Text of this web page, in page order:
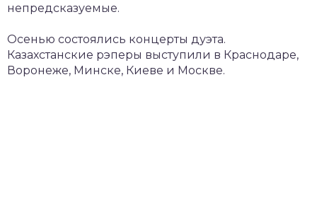
непредсказуемые.
Осенью состоялись концерты дуэта.
Казахстанские рэперы выступили в Краснодаре,
Воронеже, Минске, Киеве и Москве.